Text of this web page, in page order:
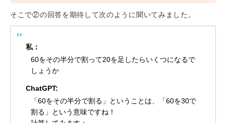
そこで②の回答を期待して次のように聞いてみました。
私：
60をその半分で割って20を足したらいくつになるで
しょうか
ChatGPT:
「60をその半分で割る」ということは、「60を30で
割る」という意味ですね！